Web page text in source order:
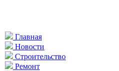
Главная
Новости
Строительство
Ремонт